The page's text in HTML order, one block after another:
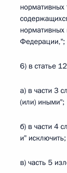
нормативных
нормативных
Федерации,";
6) в статье
а) в части 3
(или) иными";
б) в части 4
и" исключить;
в) часть 5